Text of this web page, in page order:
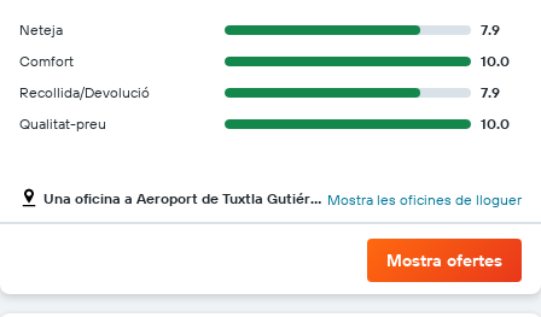
Neteja
7.9
Comfort
10.0
Recollida/Devolució
7.9
Qualitat-preu
10.0
Una oficina a Aeroport de Tuxtla Gutiérrez Ángel Albino Corzo Mostra les oficines de lloguer
Mostra ofertes